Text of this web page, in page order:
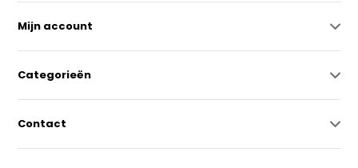
Mijn account
Categorieën
Contact